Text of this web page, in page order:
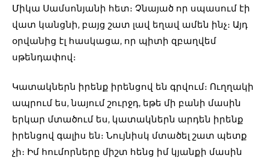
Միկա Սամսոնյանի հետ։ Չնայած որ սպասում էի
վատ կանցնի, բայց շատ լավ եղավ ամեն ինչ։ Այդ
օրվանից էլ հասկացա, որ պիտի զբաղվեմ
սթենդափով։
Կատակներն իրենք իրենցով են գրվում։ Ուղղակի
ապրում ես, նայում շուրջդ, եթե մի բանի մասին
երկար մտածում ես, կատակներն արդեն իրենք
իրենցով գալիս են։ Նույնիսկ մտածել շատ պետք
չի։ Իմ հումորները միշտ հենց իմ կյանքի մասին